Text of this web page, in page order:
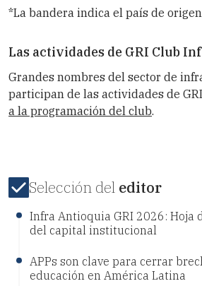
*La bandera indica el país de
Las actividades de GRI Club
Grandes nombres del sector de
participan de las actividades de
a la programación del club.
Selección del editor
Infra Antioquia GRI 2026: Hoja
del capital institucional
APPs son clave para cerrar
educación en América Latina